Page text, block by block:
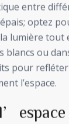
entre
optez
lumière tout
blancs ou
pour
l’espace.